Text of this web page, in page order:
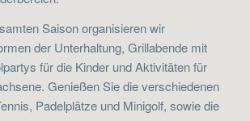
Saison organisieren wir
der Unterhaltung, Grillabende mit
für die Kinder und Aktivitäten für
Genießen Sie die verschiedenen
Padelplätze und Minigolf, sowie die